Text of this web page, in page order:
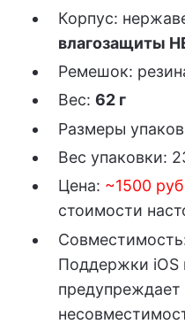
Корпус:
влагозащиты
Ремешок:
Вес: 62 г
Размеры
Вес упаковки:
Цена: ~1500 руб
стоимости
Поддержки iOS